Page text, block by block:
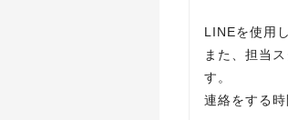
LINEを使用
また、担当
す。